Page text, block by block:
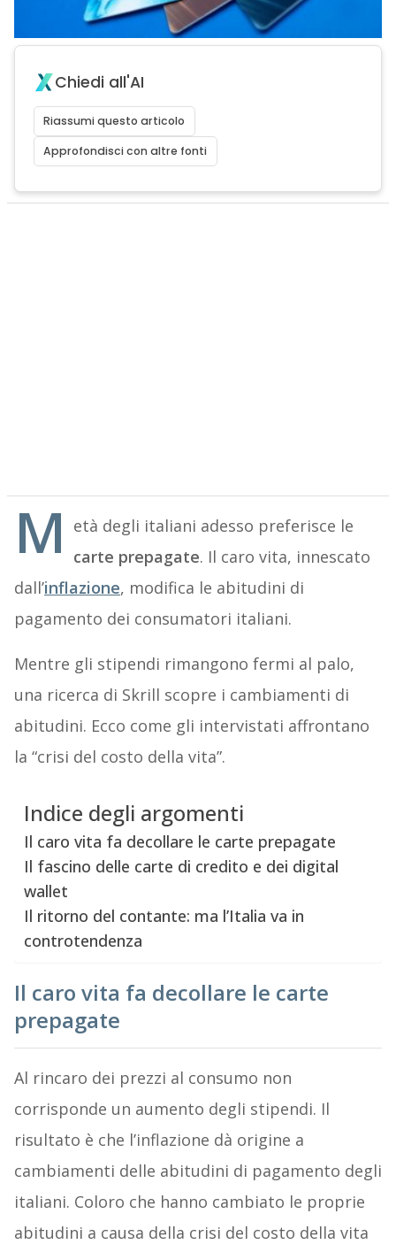
Chiedi all'AI
Riassumi questo articolo
Approfondisci con altre fonti
M
età degli italiani adesso preferisce le
carte prepagate. Il caro vita, innescato
dall’inflazione, modifica le abitudini di
pagamento dei consumatori italiani.
Mentre gli stipendi rimangono fermi al palo,
una ricerca di Skrill scopre i cambiamenti di
abitudini. Ecco come gli intervistati affrontano
la “crisi del costo della vita”.
Indice degli argomenti
Il caro vita fa decollare le carte prepagate
Il fascino delle carte di credito e dei digital
wallet
Il ritorno del contante: ma l’Italia va in
controtendenza
Il caro vita fa decollare le carte
prepagate
Al rincaro dei prezzi al consumo non
corrisponde un aumento degli stipendi. Il
risultato è che l’inflazione dà origine a
cambiamenti delle abitudini di pagamento degli
italiani. Coloro che hanno cambiato le proprie
abitudini a causa della crisi del costo della vita